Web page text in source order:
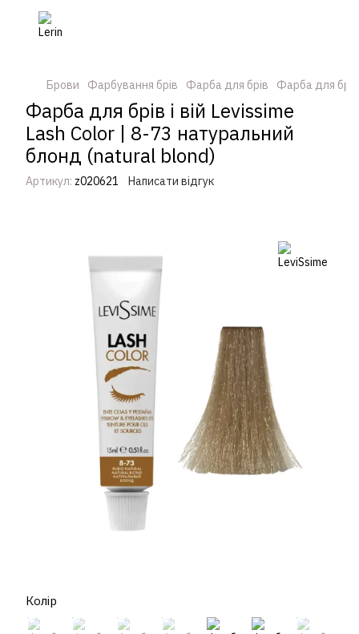
Брови Фарбування брів Фарба для брів Фарба для
Фарба для брів і вій Levissime
Lash Color | 8-73 натуральний
блонд (natural blond)
Артикул: z020621 Написати відгук
Колір